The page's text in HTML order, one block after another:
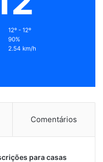
12º - 12º
90%
2.54 km/h
Comentários
para casas